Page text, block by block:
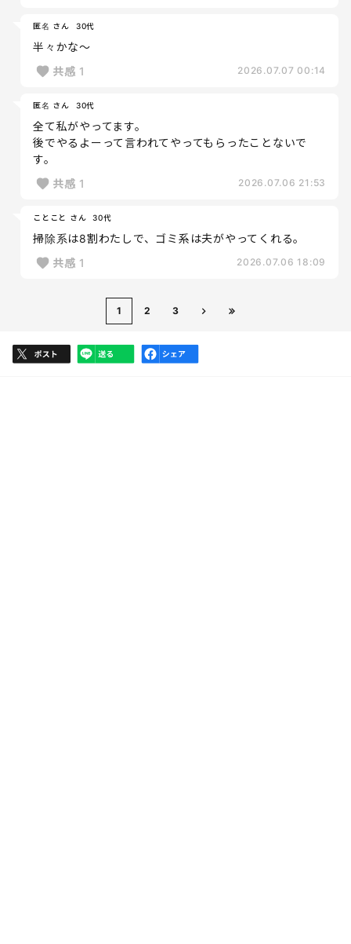
匿名 さん 30代
半々かな〜
共感 1 2026.07.07 00:14
匿名 さん 30代
全て私がやってます。
後でやるよーって言われてやってもらったことないで
す。
共感 1 2026.07.06 21:53
ことこと さん 30代
掃除系は8割わたしで、ゴミ系は夫がやってくれる。
共感 1 2026.07.06 18:09
1 2 3